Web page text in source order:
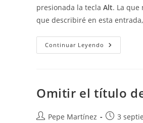
presionada la tecla Alt. La que
que describiré en esta
Continuar Leyendo Seleccionar
Con
Texto
En
Omitir el título
AutorPepe Martínez
Publicación
3